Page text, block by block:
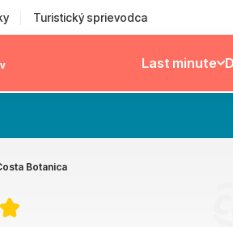
Turistický sprievodca
Last minute
Botanica